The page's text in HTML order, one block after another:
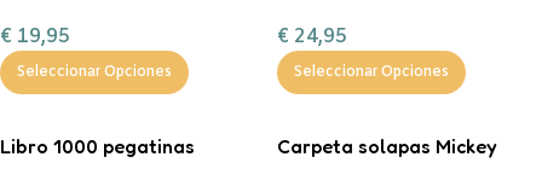
Magos”
€ 19,95
Seleccionar Opciones
€ 24,95
Seleccionar Opciones
Libro 1000 pegatinas Carpeta solapas Mickey